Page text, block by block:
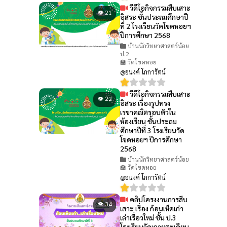
👁 21
วีดีโอกิจกรรมสืบเสาะ
อิสระ ชั้นประถมศึกษาปี
ที่ 2 โรงเรียนวัดโขดหอยฯ
ปีการศึกษา 2568
บ้านนักวิทยาศาสตร์น้อย
ป.2
🏫 วัดโขดหอย
@อนงค์ โกการัตน์
👁 22
วีดีโอกิจกรรมสืบเสาะ
อิสระ เรื่องรูปทรง
เรขาคณิตรอบตัวใน
ห้องเรียน ชั้นประถม
ศึกษาปีที่ 3 โรงเรียนวัด
โขดหอยฯ ปีการศึกษา
2568
บ้านนักวิทยาศาสตร์น้อย
🏫 วัดโขดหอย
@อนงค์ โกการัตน์
👁 34
คลิปโครงงานการสืบ
เสาะ เรื่อง ก้อนเห็ดเก่า
เล่าเรื่อวใหม่ ชั้น ป.3